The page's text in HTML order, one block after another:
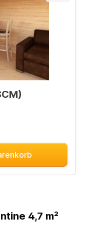
4,7 m²